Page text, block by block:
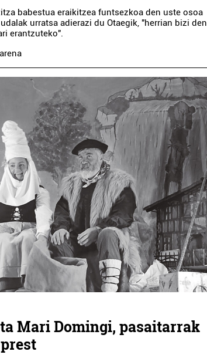
babestua eraikitzea funtsezkoa den uste osoa
urratsa adierazi du Otaegik, "herrian bizi den
erantzuteko".
Mari Domingi, pasaitarrak